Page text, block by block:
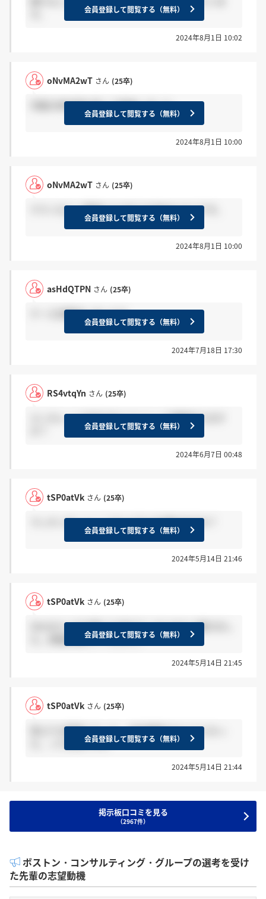
会員登録して閲覧する（無料）
2024年8月1日 10:02
oNvMA2wT さん (25卒)
市販の参考書を買って勉強しました。
会員登録して閲覧する（無料）
2024年8月1日 10:00
oNvMA2wT さん (25卒)
テクノロジー領域にも力を入れ始めたそうです。
会員登録して閲覧する（無料）
2024年8月1日 10:00
asHdQTPN さん (25卒)
ケース対策何しましたか
会員登録して閲覧する（無料）
2024年7月18日 17:30
RS4vtqYn さん (25卒)
エンカレッジのBCGのイベントって優遇あります
会員登録して閲覧する（無料）
2024年6月7日 00:48
tSP0atVk さん (25卒)
マッキンゼーとここだとどちらを選びますか？
会員登録して閲覧する（無料）
2024年5月14日 21:46
tSP0atVk さん (25卒)
SIerみたいな仕事にも手をだしはじめたと聞きまし
た。詳細を教えてください。
会員登録して閲覧する（無料）
2024年5月14日 21:45
tSP0atVk さん (25卒)
昔よりも簡単になった。内定増発するようになっ
た。って本当ですか会員登録して閲覧する（無料）
2024年5月14日 21:44
掲示板口コミを見る
（2967件）
ボストン・コンサルティング・グループの選考を受け
た先輩の志望動機